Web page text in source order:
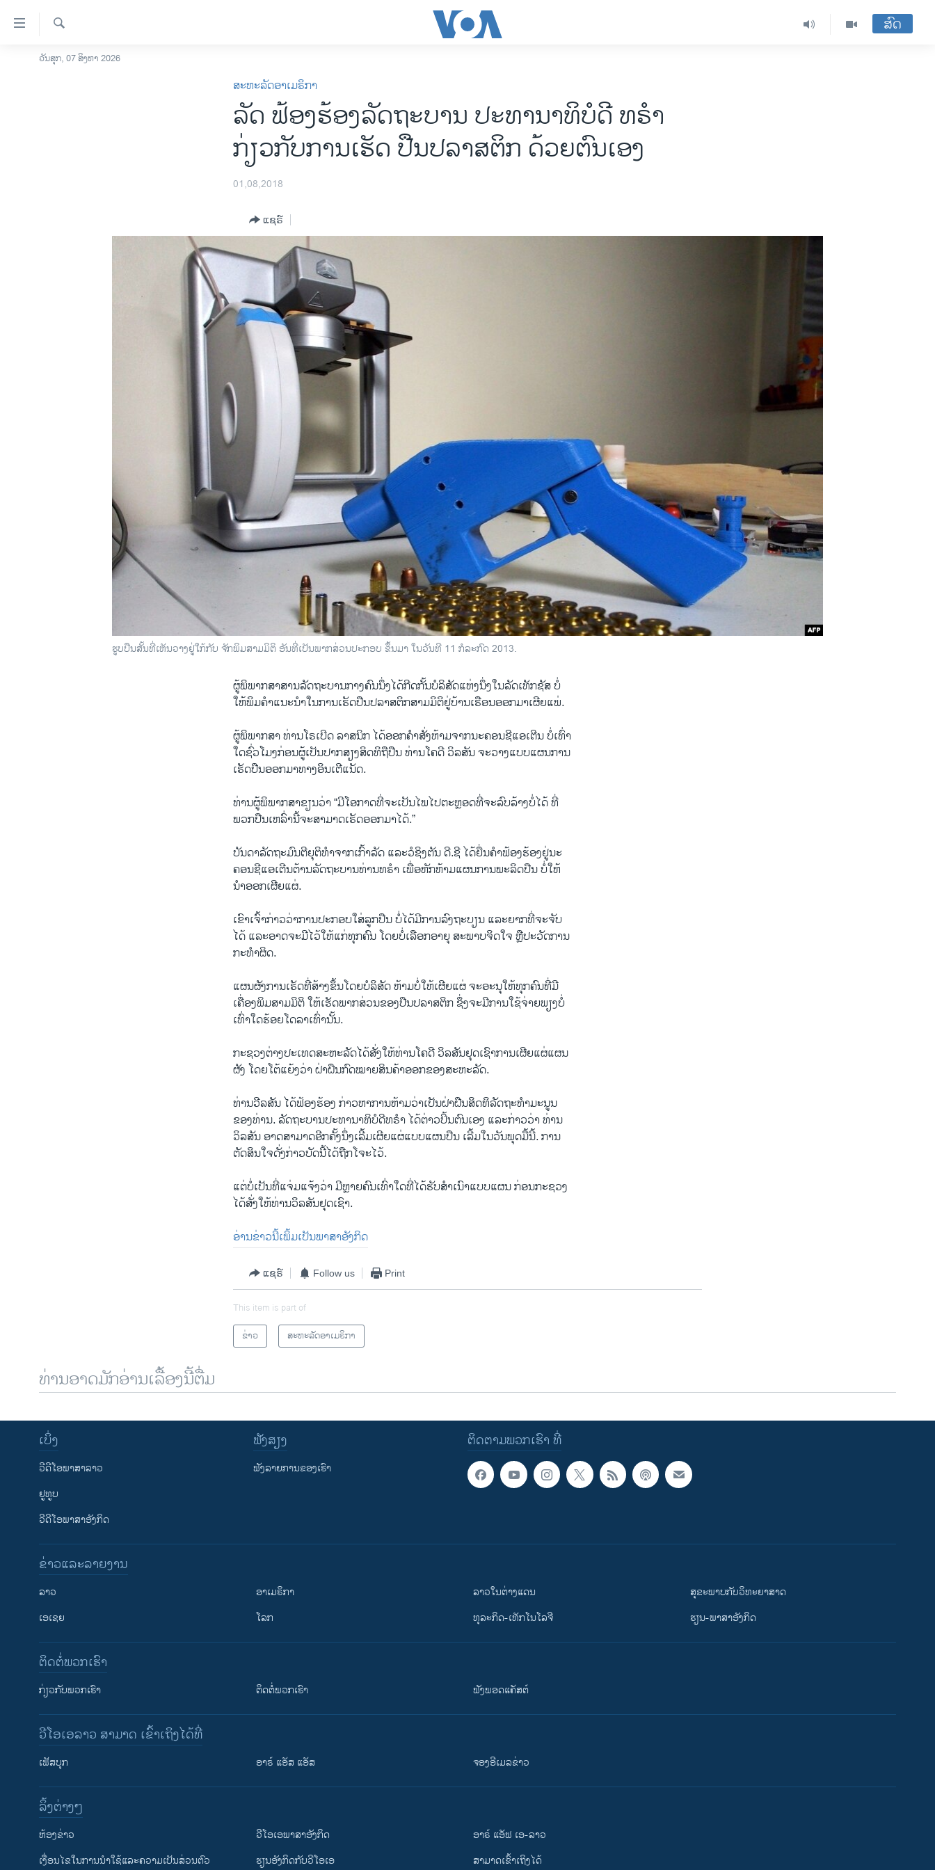
ລິ້ງ
ສຳຫລັບ
ໂຮມເພຈ
ຕິດຕາມພວກເຮົາ ທີ່
ຄົ້ນຫາ
ສົດ
ວັນສຸກ, 07 ສິງຫາ 2026
ສະຫະລັດອາເມຣິກາ
ລັດ ຟ້ອງຮ້ອງລັດຖະບານ ປະທານາທິບໍດີ ທຣໍາ
ກ່ຽວກັບການເຮັດ ປືນປລາສຕິກ ດ້ວຍຕົນເອງ
01,08,2018
ແຊຣ໌
ຮູບປືນສັ້ນທີ່ເຫັນວາງຢູ່ໃກ້ກັບ ຈັກພິມສາມມິຕິ ອັນທີ່ເປັນພາກສ່ວນປະກອບ ຂຶ້ນມາ ໃນວັນທີ 11 ກໍລະກົດ 2013.
ຜູ້​ພິ​ພາກ​ສາ​ສານ​ລັດຖະບານ​ກາງຄົນ​ນຶ່ງ​ໄດ້​ກີດ​ກັ້ນ​ບໍລິສັດ​ແຫ່ງ​ນຶ່ງ​ໃນ​ລັດ​ເທັກ​ຊັສ ບໍ່
ໃຫ້ພິມ​ຄຳແນະນຳ​ໃນການ​ເຮັດ​ປືນປລາສຕິກ​ສາມມິຕິຢູ່ບ້ານເຮືອນອອກມາເຜີຍແພ່.
ຜູ້​ພິພາກສາ​ ທ່ານ​ໂຣ​ເບີດ ລາສນິກ​ ​ໄດ້​ອອກຄຳ​ສັ່ງ​ຫ້າມຈາກ​ນະຄອນ​ຊີແ​ອ​ເຕີນ ບໍ່​ເທົ່າ
​ໃດ​ຊົ່ວ​ໂມງກ່ອນ​ຜູ້​ເປັນ​ປາກ​ສຽງ​ສິດທິ​ຖືປືນ ທ່ານ​ໂຄ​ດີ ວິລສັນ ຈະວາງແບບແຜນການ
​ເຮັດປືນ​ອອກມາທາງ​ອິນ​ເຕີ​ແນັດ.
ທ່ານຜູ້​ພິພາກສາ​ຂຽນ​ວ່າ “ມີ​ໂອ​ກາດ​ທີ່​ຈະ​ເປັນ​ໄພ​ໄປຕະຫຼອດທີ່​ຈະລົບລ້າງ​ບໍ່​ໄດ້ ​ທີ່
ພວກປືນ​ເຫລົ່ານີ້ຈະ​ສາມາດ​ເຮັດ​ອອກມາໄດ້.”
ບັນດາ​ລັດຖະມົນຕີ​ຍຸຕິ​ທຳ​ຈາກ​ເກົ້າ​ລັດ ​ແລະ​ວໍ​ຊິງ​ຕັນ​ ດີ.ຊີ ​ໄດ້​ຍື່ນ​ຄຳ​ຟ້ອງ​ຮ້ອງ​ຢູ່​ນະ
ຄອນຊີ​ແອເຕີນ​ຕ້ານ​ລັດຖະບານ​ທ່ານ​ທຣໍາ ​ເພື່ອ​ຫັກຫ້າມ​ແຜນການ​ພະລິດ​ປືນ​ ບໍ່ໃຫ້
ນຳອອກ​ເຜີ​ຍແຜ່.
​ເຂົາ​ເຈົ້າ​ກ່າວ​ວ່າການ​ປະກອບ​ໃສ່​ລູກປືນ ບໍ່​ໄດ້​ມີການລົງ​ຖະບຽນ ​ແລະ​ຍາກ​ທີ່​ຈະ​ຈັບ
ໄດ້ ​ແລະ​ອາດ​ຈະ​ມີ​ໄວ້​ໃຫ້​ແກ່​ທຸກ​ຄົນ​ ໂດຍບໍ່ເລືອກ​ອາຍຸ ສະພາບ​ຈິດ​ໃຈ ຫຼື​ປະວັດການ​
ກະທຳ​ຜິດ.
ແຜນຜັງການ​ເຮັດ​ທີ່​ສ້າງ​ຂຶ້ນ​ໂດຍ​ບໍລິສັດ ຫ້າມບໍ່ໃຫ້ເຜີຍ​ແຜ່ ຈະ​ອະນຸ​ໃຫ້​ທຸກ​ຄົນ​ທີ່​ມີ​
ເຄື່ອງພິມ​ສາມ​ມິ​ຕິ ໃຫ້​ເຮັດ​ພາກສ່ວນຂອງ​ປືນ​ປລາສຕິກ ຊຶ່ງຈະມີ​ການ​ໃຊ້​ຈ່າຍ​ພຽງ​ບໍ່​
ເທົ່າ​ໃດ​ຮ້ອຍ​ໂດ​ລາເທົ່ານັ້ນ.
ກະຊວງ​ຕ່າງປະ​ເທດ​ສະຫະລັດ​ໄດ້​ສັ່ງໃຫ້​ທ່ານ​ໂຄ​ດີ ວິລສັນ​ຢຸດເຊົາ​ການ​ເຜີຍ​ແຜ່ແຜນ
ຜັງ ​ໂດຍ​ໂຕ້​ແຍ້ງ​ວ່າ​ ຝ່າຝືນ​ກົດໝາຍ​ສິນຄ້າ​ອອກ​ຂອງສະຫະລັດ.
ທ່ານ​ວີລ​ສັນ ​ໄດ້​ຟ້ອງ​ຮ້ອງ​ ກ່າວ​ຫາ​ການ​ຫ້າມວ່າ​ເປັນ​ຝ່າຝືນ​ສິດທິ​ລັດຖະທໍາ​ມະນູນ
ຂອງ​ທ່ານ. ລັດຖະບານ​ປະທານາທິບໍດີ​ທຣໍາ ​ໄດ້​ຕ່າວ​ປິ້ນຕົນ​ເອງ ​ແລະ​ກ່າວ​ວ່າ ທ່ານ​
ວິລສັນ ອາດ​ສາມາດ​ອີກ​ຄັ້ງ​ນຶ່ງ​ເລີ້ມເຜີຍ​ແຜ່ແບບ​ແຜນປືນ ​ເລີ້​ມ​ໃນ​ວັນ​ພຸດ​ມື້ນີ້. ກາ​ນ
ຕັດສິນ​ໃຈ​ດັ່ງກ່າວ​ບັດ​ນີ້​ໄດ້​ຖືກ​ໂຈະ​ໄວ້.
​ແຕ່​ບໍ່​ເປັນ​ທີ່​ແຈ່ມ​ແຈ້ງ​ວ່າ ມີ​ຫຼາຍ​ຄົນ​ເທົ່າ​ໃດ​ທີ່​ໄດ້​ຮັບ​ສຳ​ເນົາ​ແບບ​ແຜນ ກ່ອນ​ກະຊວງ​
ໄດ້​ສັ່ງ​ໃຫ້​ທ່ານ​ວິລສັນ​ຢຸດ​ເຊົາ.
ອ່ານຂ່າວນີ້ເພິ້ມເປັນພາສາອັງກິດ
ແຊຣ໌ Follow us Print
This item is part of
ຂ່າວ
ສະຫະລັດອາເມຣິກາ
ທ່ານອາດມັກອ່ານເລື້ອງນີ້ຕື່ມ
ຕິດຕາມພວກເຮົາ ທີ່
ເບິ່ງ
ວີດີໂອພາສາລາວ
ຢູທູບ
ວີດີໂອພາສາອັງກິດ
ຟັງສຽງ
ຟັງລາຍການຂອງເຮົາ
ຂ່າວແລະລາຍງານ
ລາວ
ເອເຊຍ
ອາເມຣິກາ
ໂລກ
ລາວໃນຕ່າງແດນ
ທຸລະກິດ-ເທັກໂນໂລຈີ
ສຸຂະພາບກັບວິທະຍາສາດ
ຮຽນ-ພາສາອັງກິດ
ຕິດຕໍ່ພວກເຮົາ
ກ່ຽວກັບພວກເຮົາ ຕິດຕໍ່ພວກເຮົາ ຟັງພອດແຄັສຕ໌
ວີໂອເອລາວ ສາມາດ ເຂົ້າເຖິງໄດ້ທີ່
ເຟັສບຸກ ອາຣ໌ ແອັສ ແອັສ ຈອງອີເມລຂ່າວ
​ລິ້ງ​ຕ່າງໆ
​ຫ້ອງ​ຂ່າວ
​ເງື່ອນ​ໄຂ​ໃນ​ການ​ນຳ​ໃຊ້​ແລະຄວາມ​ເປັນ​ສ່​ວນ​ຕົວ
ວີ​ໂອ​ເອ​ພາ​ສາ​ອັງ​ກິດ
​ຮຽນ​ອັງ​ກິດ​ກັບ​ວີ​ໂອ​ເອ
ອາຣ໌ ແອັຟ ເອ-ລາວ
ສາມາດເຂົ້າເຖິງໄດ້